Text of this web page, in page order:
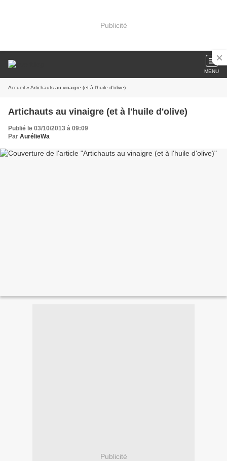
Publicité
MENU
Accueil » Artichauts au vinaigre (et à l'huile d'olive)
Artichauts au vinaigre (et à l'huile d'olive)
Publié le 03/10/2013 à 09:09
Par AurélieWa
Publicité